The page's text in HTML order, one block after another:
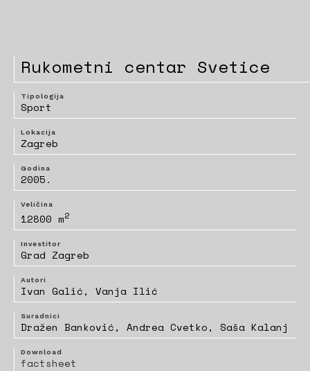
Rukometni centar Svetice
Tipologija
Sport
Lokacija
Zagreb
Godina
2005.
Veličina
12800 m2
Investitor
Grad Zagreb
Autori
Ivan Galić, Vanja Ilić
Suradnici
Dražen Banković, Andrea Cvetko, Saša Kalanj
Download
factsheet